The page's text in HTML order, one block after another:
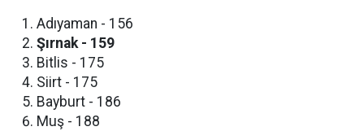
​Adıyaman - 156
Şırnak - 159
​Bitlis - 175
​Siirt - 175
​Bayburt - 186
​Muş - 188